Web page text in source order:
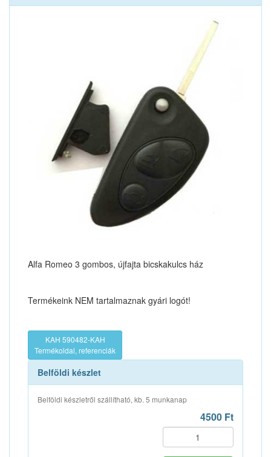
Alfa Romeo 3 gombos, újfajta bicskakulcs ház
Termékeink NEM tartalmaznak gyári logót!
KAH 590482-KAH
Termékoldal, referenciák
Belföldi készlet
Belföldi készletről szállítható, kb. 5 munkanap
4500 Ft